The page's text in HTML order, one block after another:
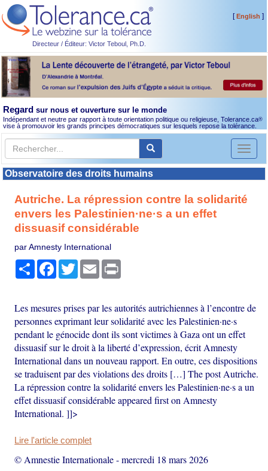
Directeur / Éditeur: Victor Teboul, Ph.D.
[English ]
Regard sur nous et ouverture sur le monde
Indépendant et neutre par rapport à toute orientation politique ou religieuse, Tolerance.ca®
vise à promouvoir les grands principes démocratiques sur lesquels repose la tolérance.
Toggle
Observatoire des droits humains
Autriche. La répression contre la solidarité
envers les Palestinien·ne·s a un effet
dissuasif considérable
par Amnesty International
PartagerFacebook
TwitterEmail
Les mesures prises par les autorités autrichiennes à l’encontre de
personnes exprimant leur solidarité avec les Palestinien·ne·s
pendant le génocide dont ils sont victimes à Gaza ont un effet
dissuasif sur le droit à la liberté d’expression, écrit Amnesty
International dans un nouveau rapport. En outre, ces dispositions
se traduisent par des violations des droits […] The post Autriche.
La répression contre la solidarité envers les Palestinien·ne·s a un
effet dissuasif considérable appeared first on Amnesty
International. ]]>
Lire l'article complet
© Amnestie Internationale-mercredi 18 mars 2026